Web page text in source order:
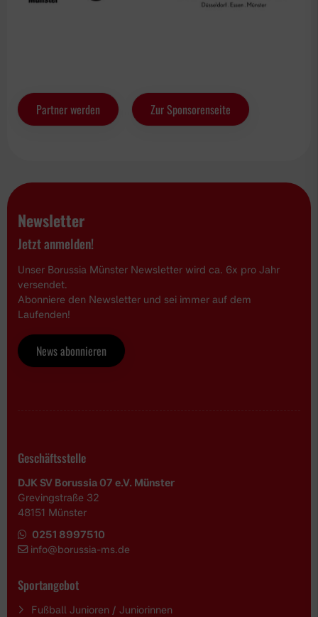
Partner werden Zur Sponsorenseite
Newsletter
Jetzt anmelden!
Unser Borussia Münster Newsletter wird ca. 6x pro Jahr
versendet.
Abonniere den Newsletter und sei immer auf dem
Laufenden!
News abonnieren
Geschäftsstelle
DJK SV Borussia 07 e.V. Münster
Grevingstraße 32
48151 Münster
0251 8997510
info@borussia-ms.de
Sportangebot
Fußball Junioren / Juniorinnen